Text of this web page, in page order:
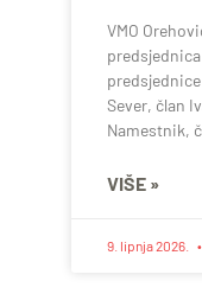
VMO
Sever, član
Namestnik,
VIŠE »
9. lipnja 2026.